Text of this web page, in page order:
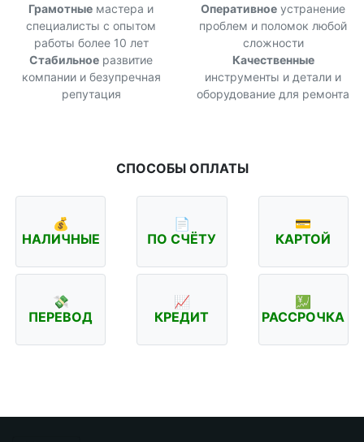
Грамотные мастера и
специалисты с опытом
работы более 10 лет
Оперативное устранение
проблем и поломок любой
сложности
Стабильное развитие
компании и безупречная
репутация
Качественные
инструменты и детали и
оборудование для ремонта
СПОСОБЫ ОПЛАТЫ
💰
НАЛИЧНЫЕ
📄
ПО СЧЁТУ
💳
КАРТОЙ
💸
ПЕРЕВОД
📈
КРЕДИТ
💹
РАССРОЧКА